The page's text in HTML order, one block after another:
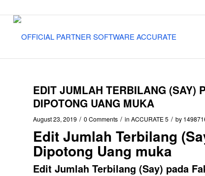
EDIT JUMLAH TERBILANG (SAY)
DIPOTONG UANG MUKA
August 23, 2019 / 0 Comments / in ACCURATE 5 / by
Edit Jumlah Terbilang
Dipotong Uang muka
Edit Jumlah Terbilang (Say) pada